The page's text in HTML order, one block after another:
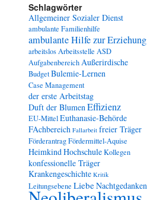
Schlagwörter
Allgemeiner Sozialer Dienst
ambulante Familienhilfe
ambulante Hilfe zur Erziehung
arbeitslosArbeitsstelle ASD
Aufgabenbereich Außerirdische
BudgetBulemie-Lernen
Case Management
der erste Arbeitstag
Duft der Blumen Effizienz
EU-MittelEuthanasie-Behörde
FAchbereich Fallarbeit freier Träger
FörderantragFördermittel-Aquise
Heimkind HochschuleKollegen
konfessionelle Träger
Krankengeschichte Kritik
Leitungsebene LiebeNachtgedanken